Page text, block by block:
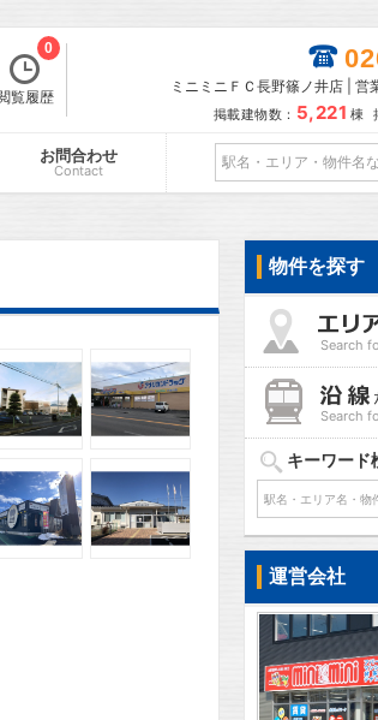
覧履歴
0
ミニミニＦＣ長野篠ノ井店 |
掲載建物数： 5,221 棟
お問合わせ
Contact
物件を探す
Search
Search
キーワード
運営会社